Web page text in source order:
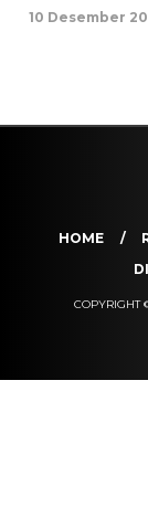
10 Desember
HOME
COPYRIGHT